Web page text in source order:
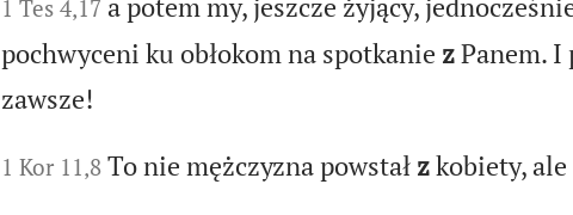
1 Tes 4,17 a potem my, jeszcze żyjący,
pochwyceni ku obłokom na spotkanie zPanem. I
zawsze!
1 Kor 11,8 To nie mężczyzna powstał zkobiety, ale